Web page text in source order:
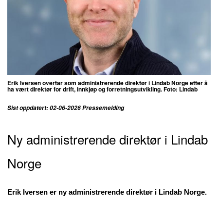
Erik Iversen overtar som administrerende direktør i Lindab Norge etter å
ha vært direktør for drift, innkjøp og forretningsutvikling. Foto: Lindab
Sist oppdatert: 02-06-2026 Pressemelding
Ny administrerende direktør i Lindab
Norge
Erik Iversen er ny administrerende direktør i Lindab Norge.